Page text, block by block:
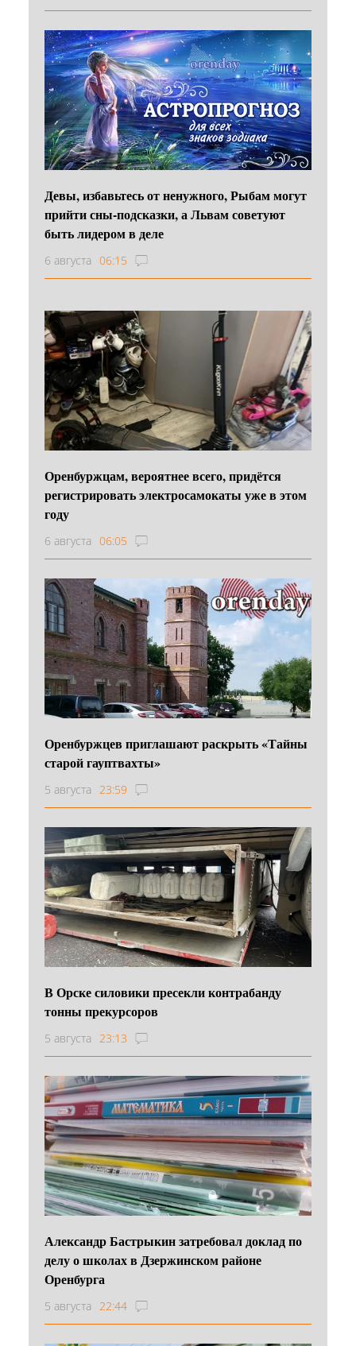
Девы, избавьтесь от ненужного, Рыбам могут
прийти сны-подсказки, а Львам советуют
быть лидером в деле
6 августа 06:15
Оренбуржцам, вероятнее всего, придётся
регистрировать электросамокаты уже в этом
году
6 августа 06:05
Оренбуржцев приглашают раскрыть «Тайны
старой гауптвахты»
5 августа 23:59
В Орске силовики пресекли контрабанду
тонны прекурсоров
5 августа 23:13
Александр Бастрыкин затребовал доклад по
делу о школах в Дзержинском районе
Оренбурга
5 августа 22:44